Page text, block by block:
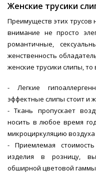
Женские трусики
Преимуществ этих трусов
внимание не просто
романтичные,
женственность
женские трусики слипы,
- Легкие
эффектные слипы стоит и
- Ткань пропускает
носить в любое время
микроциркуляцию воздуха
- Приемлемая
изделия в розницу,
обширной цветовой